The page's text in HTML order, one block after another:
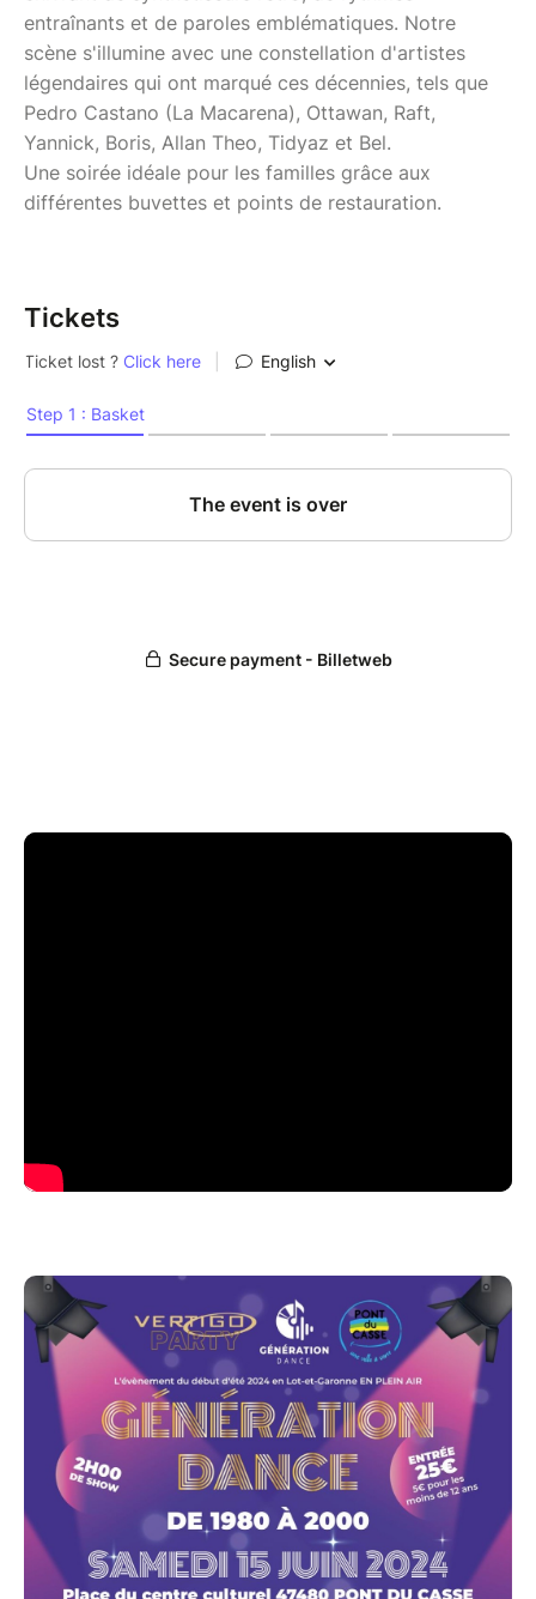
entraînants et de paroles emblématiques. Notre
scène s'illumine avec une constellation d'artistes
légendaires qui ont marqué ces décennies, tels que
Pedro Castano (La Macarena), Ottawan, Raft,
Yannick, Boris, Allan Theo, Tidyaz et Bel.
Une soirée idéale pour les familles grâce aux
différentes buvettes et points de restauration.
Tickets